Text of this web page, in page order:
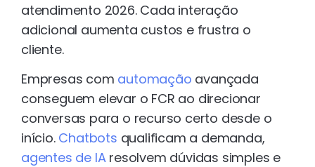
atendimento 2026. Cada interação
adicional aumenta custos e frustra o
cliente.
Empresas com automação avançada
conseguem elevar o FCR ao direcionar
conversas para o recurso certo desde o
início. Chatbots qualificam a demanda,
agentes de IAresolvem dúvidas simples e